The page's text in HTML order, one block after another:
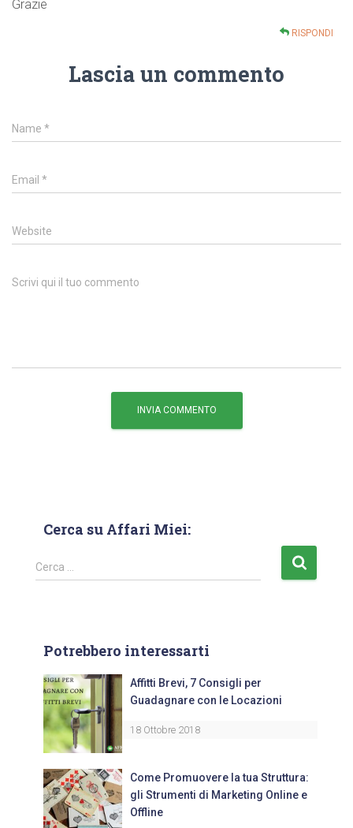
Grazie
RISPONDI
Lascia un commento
Name *
Email *
Website
Scrivi qui il tuo commento
Cerca su Affari Miei:
Cerca …
Potrebbero interessarti
Affitti Brevi, 7 Consigli per
Guadagnare con le Locazioni
18 Ottobre 2018
Come Promuovere la tua Struttura:
gli Strumenti di Marketing Online e
Offline